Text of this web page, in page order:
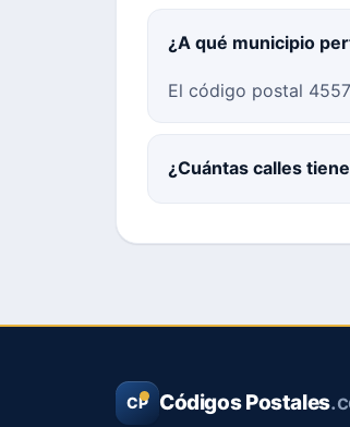
¿A qué municipio
El código postal
¿Cuántas calles
CP Códigos Postales